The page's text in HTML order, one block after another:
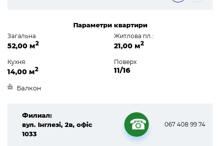
Параметри квартири
Загальна
52,00 м2
Житлова пл.:
21,00 м2
Кухня:
14,00 м2
Поверх
11/16
Балкон
Филиал:
вул. Інглезі, 2в, офіс
1033
☎
067 408 99 74